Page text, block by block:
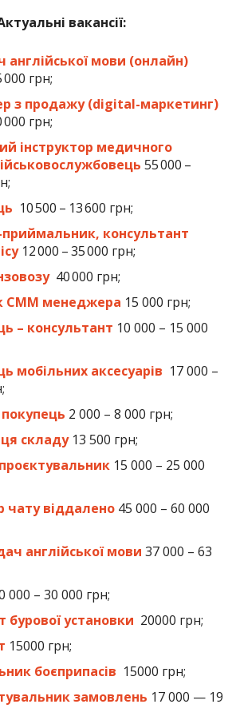
вакансії:
англійської мови (онлайн)
000 грн;
з продажу (digital-маркетинг)
000 грн;
інструктор медичного
55 000 –
10 500 – 13 600 грн;
консультант
12 000 – 35 000 грн;
40 000 грн;
СММ менеджера 15 000 грн;
– консультант 10 000 – 15 000
мобільних аксесуарів 17 000 –
2 000 – 8 000 грн;
складу13 500 грн;
15 000 – 25 000
чату віддалено45 000 – 60 000
англійської мови 37 000 – 63
000 – 30 000 грн;
бурової установки 20000 грн;
15000 грн;
боєприпасів 15000 грн;
замовлень 17 000 — 19